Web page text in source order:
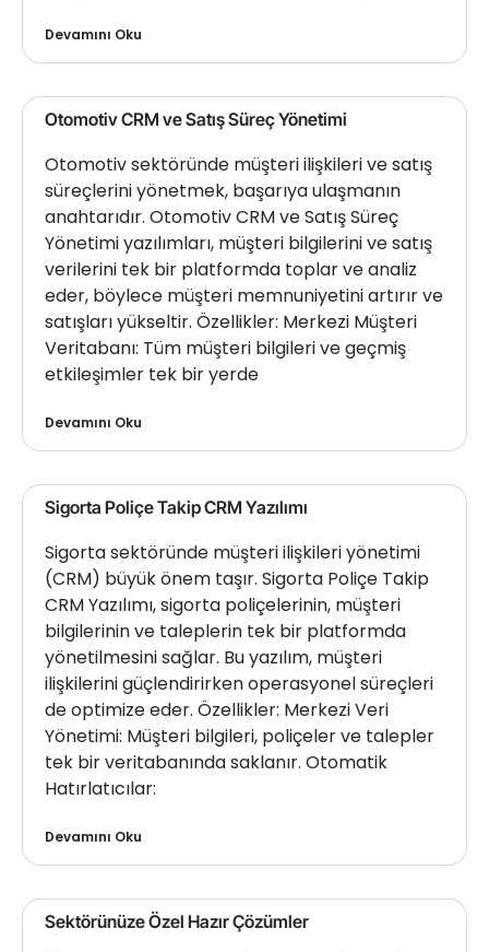
Devamını Oku
Otomotiv CRM ve Satış Süreç Yönetimi
Otomotiv sektöründe müşteri ilişkileri ve satış
süreçlerini yönetmek, başarıya ulaşmanın
anahtarıdır. Otomotiv CRM ve Satış Süreç
Yönetimi yazılımları, müşteri bilgilerini ve satış
verilerini tek bir platformda toplar ve analiz
eder, böylece müşteri memnuniyetini artırır ve
satışları yükseltir. Özellikler: Merkezi Müşteri
Veritabanı: Tüm müşteri bilgileri ve geçmiş
etkileşimler tek bir yerde
Devamını Oku
Sigorta Poliçe Takip CRM Yazılımı
Sigorta sektöründe müşteri ilişkileri yönetimi
(CRM) büyük önem taşır. Sigorta Poliçe Takip
CRM Yazılımı, sigorta poliçelerinin, müşteri
bilgilerinin ve taleplerin tek bir platformda
yönetilmesini sağlar. Bu yazılım, müşteri
ilişkilerini güçlendirirken operasyonel süreçleri
de optimize eder. Özellikler: Merkezi Veri
Yönetimi: Müşteri bilgileri, poliçeler ve talepler
tek bir veritabanında saklanır. Otomatik
Hatırlatıcılar:
Devamını Oku
Sektörünüze Özel Hazır Çözümler